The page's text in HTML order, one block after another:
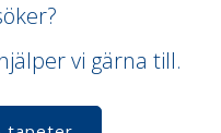
vi gärna till.